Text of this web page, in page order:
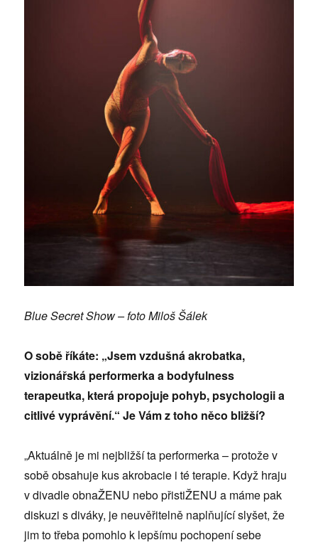
Blue Secret Show – foto Miloš Šálek
O sobě říkáte: „Jsem vzdušná akrobatka,
vizionářská performerka a bodyfulness
terapeutka, která propojuje pohyb, psychologii a
citlivé vyprávění.“ Je Vám z toho něco bližší?
„Aktuálně je mi nejbližší ta performerka – protože v
sobě obsahuje kus akrobacie i té terapie. Když hraju
v divadle obnaŽENU nebo přistiŽENU a máme pak
diskuzi s diváky, je neuvěřitelně naplňující slyšet, že
jim to třeba pomohlo k lepšímu pochopení sebe